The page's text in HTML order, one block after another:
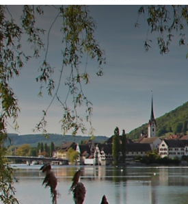
Sostenere Aiuto &
Trova progetti e
DE FR IT